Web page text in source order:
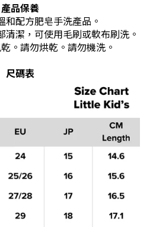
產品保養
和配方肥皂手洗產品。
潔，可使用毛刷或軟布刷洗。
。請勿烘乾。請勿機洗。
尺碼表